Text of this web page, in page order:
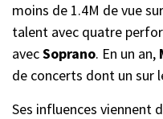
moins de 1.4M de vue
talent avec quatre
avecSoprano. En un an,
de concerts dont un sur
Ses influences viennent